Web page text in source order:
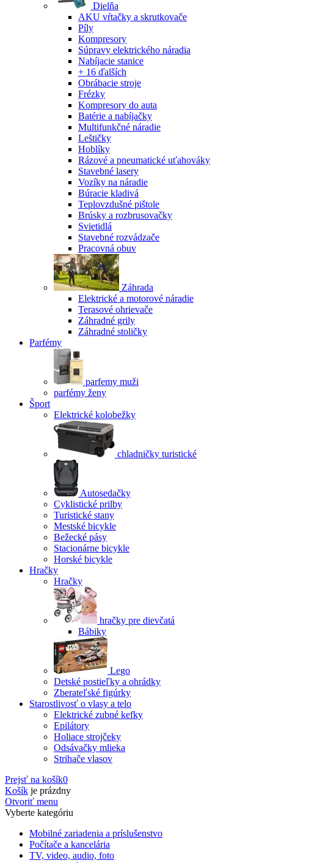
Dielňa
AKU vŕtačky a skrutkovače
Píly
Kompresory
Súpravy elektrického náradia
Nabíjacie stanice
+ 16 ďalších
Obrábacie stroje
Frézky
Kompresory do auta
Batérie a nabíjačky
Multifunkčné náradie
Leštičky
Hoblíky
Rázové a pneumatické uťahováky
Stavebné lasery
Vozíky na náradie
Búracie kladivá
Teplovzdušné pištole
Brúsky a rozbrusovačky
Svietidlá
Stavebné rozvádzače
Pracovná obuv
Záhrada
Elektrické a motorové náradie
Terasové ohrievače
Záhradné grily
Záhradné stoličky
Parfémy
parfemy muži
parfémy ženy
Šport
Elektrické kolobežky
chladničky turistické
Autosedačky
Cyklistické prilby
Turistické stany
Mestské bicykle
Bežecké pásy
Stacionárne bicykle
Horské bicykle
Hračky
Hračky
hračky pre dievčatá
Bábiky
Lego
Detské postieľky a ohrádky
Zberateľské figúrky
Starostlivosť o vlasy a telo
Elektrické zubné kefky
Epilátory
Holiace strojčeky
Odsávačky mlieka
Strihače vlasov
Prejsť na košík0
Košík je prázdny
Otvoriť menu
Vyberte kategóriu
Mobilné zariadenia a príslušenstvo
Počítače a kancelária
TV, video, audio, foto